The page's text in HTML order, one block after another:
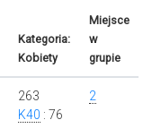
Kategoria:
Kobiety
Miejsce
w
grupie
263
K40 : 76
2